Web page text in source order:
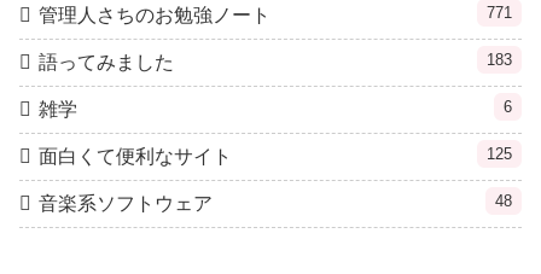
管理人さちのお勉強ノート 771
語ってみました 183
雑学 6
面白くて便利なサイト 125
音楽系ソフトウェア 48